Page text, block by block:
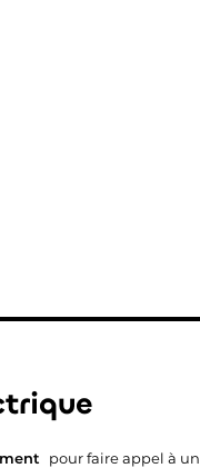
pour faire appel à un